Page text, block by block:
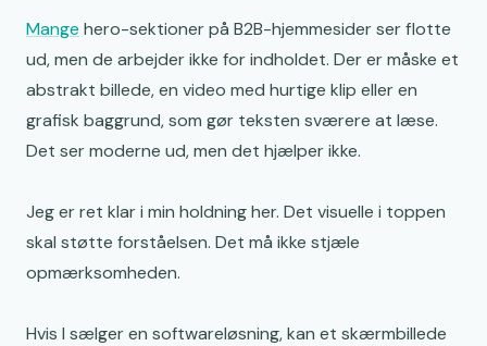
Mange hero-sektioner på B2B-hjemmesider ser flotte
ud, men de arbejder ikke for indholdet. Der er måske et
abstrakt billede, en video med hurtige klip eller en
grafisk baggrund, som gør teksten sværere at læse.
Det ser moderne ud, men det hjælper ikke.
Jeg er ret klar i min holdning her. Det visuelle i toppen
skal støtte forståelsen. Det må ikke stjæle
opmærksomheden.
Hvis I sælger en softwareløsning, kan et skærmbillede